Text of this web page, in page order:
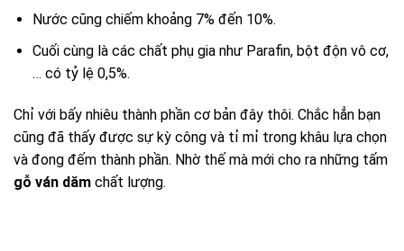
Nước cũng chiếm khoảng 7% đến 10%.
Cuối cùng là các chất phụ gia như Parafin, bột độn vô cơ,
… có tỷ lệ 0,5%.
Chỉ với bấy nhiêu thành phần cơ bản đây thôi. Chắc hẳn bạn
cũng đã thấy được sự kỳ công và tỉ mỉ trong khâu lựa chọn
và đong đếm thành phần. Nhờ thế mà mới cho ra những tấm
gỗ ván dăm chất lượng.